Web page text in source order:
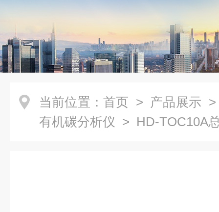
当前位置： 首页 > 产品展示
有机碳分析仪 > HD-TOC10A